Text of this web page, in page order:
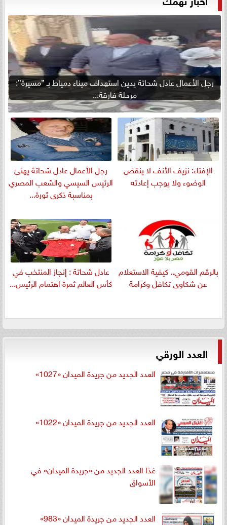
رجل الأعمال عادل شحاتة يدين استهداف ميناء دمياط بـ ”مسيرة”:
مرحلة فارقة...
الإفتاء: نزيف الأنف لا ينقض
الوضوء ولا يوجب إعادته
رجل الأعمال عادل شحاتة يهنئ
الرئيس السيسي والشعب المصري
بمناسبة ذكرى ثورة...
بالرقم القومي.. كيفية الاستعلام
عن شكاوى تكافل وكرامة
عادل شحاتة : إنجاز المنتخب في
كأس العالم ثمرة اهتمام الرئيس...
العدد الورقي
العدد الجديد من جريدة الميدان «1027»
العدد الجديد من جريدة الميدان «1022»
غدًا العدد الجديد من «جريدة الميدان» في
الأسواق
العدد الجديد من جريدة الميدان «983»